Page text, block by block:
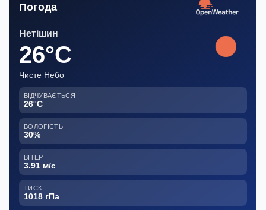
Погода
Нетішин
26°C
Чисте Небо
ВІДЧУВАЄТЬСЯ
26°C
ВОЛОГІСТЬ
30%
ВІТЕР
3.91 м/с
ТИСК
1018 гПа